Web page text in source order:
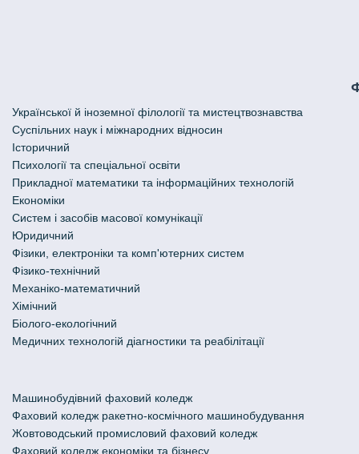
Української й іноземної філології та мистецтвознавства
Cуспільних наук і міжнародних відносин
Історичний
Психології та спеціальної освіти
Прикладної математики та інформаційних технологій
Економіки
Систем і засобів масової комунікації
Юридичний
Фізики, електроніки та комп'ютерних систем
Фізико-технічний
Механіко-математичний
Хімічний
Біолого-екологічний
Медичних технологій діагностики та реабілітації
Машинобудівний фаховий коледж
Фаховий коледж ракетно-космічного машинобудування
Жовтоводський промисловий фаховий коледж
Фаховий коледж економіки та бізнесу